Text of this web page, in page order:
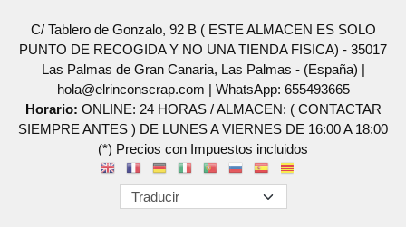
C/ Tablero de Gonzalo, 92 B ( ESTE ALMACEN ES SOLO
PUNTO DE RECOGIDA Y NO UNA TIENDA FISICA) - 35017
Las Palmas de Gran Canaria, Las Palmas - (España) |
hola@elrinconscrap.com | WhatsApp: 655493665
Horario: ONLINE: 24 HORAS / ALMACEN: ( CONTACTAR
SIEMPRE ANTES ) DE LUNES A VIERNES DE 16:00 A 18:00
(*) Precios con Impuestos incluidos